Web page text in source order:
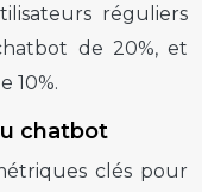
réguliers
de 20%, et
10%.
chatbot
clés pour